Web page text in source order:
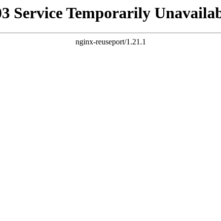
Service Temporarily
nginx-reuseport/1.21.1